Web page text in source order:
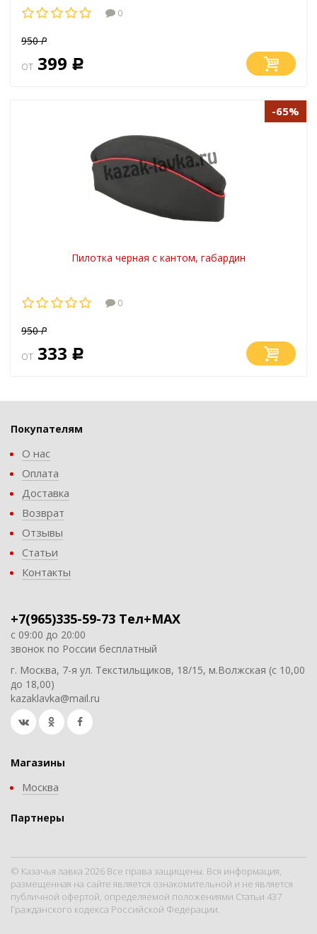
0
950Р
от 399 Р
Пилотка черная с кантом, габардин
0
950Р
от 333 Р
-65%
Покупателям
О нас
Оплата
Доставка
Возврат
Отзывы
Статьи
Контакты
+7(965)335-59-73 Тел+MAX
с 09:00 до 20:00
звонок по России бесплатный
г. Москва, 7-я ул. Текстильщиков, 18/15, м.Волжская (с 10,00
до 18,00)
kazaklavka@mail.ru
Магазины
Москва
Партнеры
© Казачья лавка 2026 Все права защищены. Вся информация,
размещенная на сайте является ознакомительной и не является
публичной офертой, определяемой положениями Статьи 437
Гражданского кодекса Российской Федерации.